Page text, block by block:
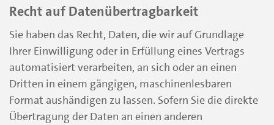
Recht auf Datenübertragbarkeit
Sie haben das Recht, Daten, die wir auf Grundlage
Ihrer Einwilligung oder in Erfüllung eines Vertrags
automatisiert verarbeiten, an sich oder an einen
Dritten in einem gängigen, maschinenlesbaren
Format aushändigen zu lassen. Sofern Sie die direkte
Übertragung der Daten an einen anderen